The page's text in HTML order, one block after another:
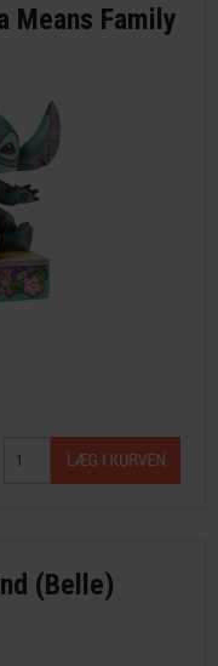
Means Family
(Belle)